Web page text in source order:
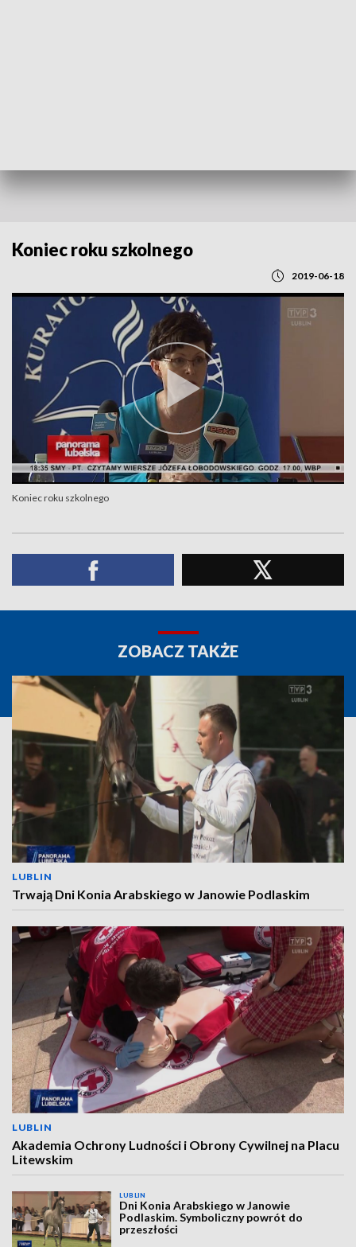
Koniec roku szkolnego
2019-06-18
Koniec roku szkolnego
ZOBACZ TAKŻE
LUBLIN
Trwają Dni Konia Arabskiego w Janowie Podlaskim
LUBLIN
Akademia Ochrony Ludności i Obrony Cywilnej na Placu
Litewskim
LUBLIN
Dni Konia Arabskiego w Janowie
Podlaskim. Symboliczny powrót do
przeszłości